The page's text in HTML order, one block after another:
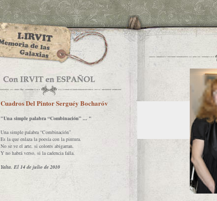
Cuadros Del Pintor Serguéy Bocharóv
"Una simple palabra “Combinación” ... "
Una simple palabra “Combinación”
Es la que enlaza la poesía con la pintura.
No se ve el arte, si colores abigarran,
Y no habrá verso, si la cadencia falla.
Yalta. El 14 de julio de 2010